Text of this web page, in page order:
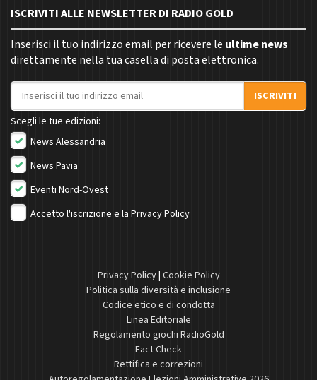
ISCRIVITI ALLE NEWSLETTER DI RADIO GOLD
Inserisci il tuo indirizzo email per ricevere le ultime news
direttamente nella tua casella di posta elettronica.
Indirizzo email
ISCRIVITI
Scegli le tue edizioni:
News Alessandria
News Pavia
Eventi Nord-Ovest
Accetto l'iscrizione e la Privacy Policy
Privacy Policy| Cookie Policy
Politica sulla diversità e inclusione
Codice etico e di condotta
Linea Editoriale
Regolamento giochi RadioGold
Fact Check
Rettifica e correzioni